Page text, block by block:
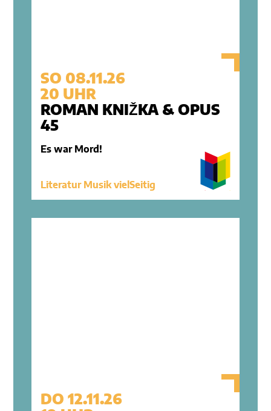
SO 08.11.26
20 UHR
ROMAN KNIŽKA & OPUS
45
Es war Mord!
Literatur Musik vielSeitig
DO 12.11.26